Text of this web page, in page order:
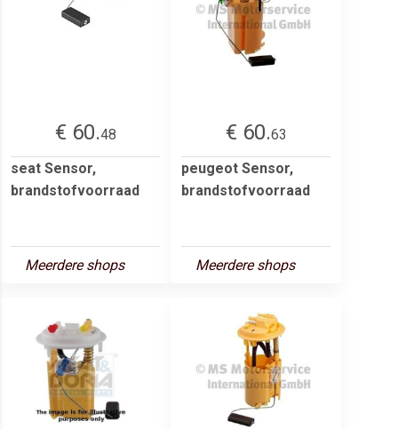
€ 60.48
seat Sensor,
brandstofvoorraad
Meerdere shops
€ 60.63
peugeot Sensor,
brandstofvoorraad
Meerdere shops